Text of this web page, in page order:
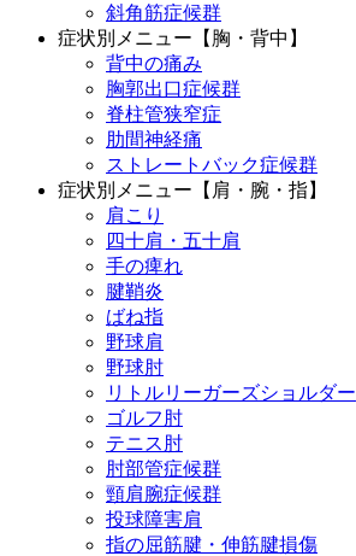
斜角筋症候群
症状別メニュー【胸・背中】
背中の痛み
胸郭出口症候群
脊柱管狭窄症
肋間神経痛
ストレートバック症候群
症状別メニュー【肩・腕・指】
肩こり
四十肩・五十肩
手の痺れ
腱鞘炎
ばね指
野球肩
野球肘
リトルリーガーズショルダー
ゴルフ肘
テニス肘
肘部管症候群
頸肩腕症候群
投球障害肩
指の屈筋腱・伸筋腱損傷